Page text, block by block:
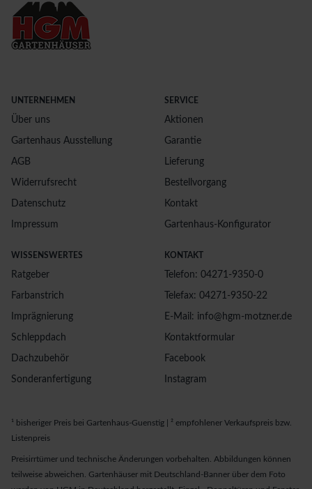
UNTERNEHMEN
Über uns
Gartenhaus Ausstellung
AGB
Widerrufsrecht
Datenschutz
Impressum
SERVICE
Aktionen
Garantie
Lieferung
Bestellvorgang
Kontakt
Gartenhaus-Konfigurator
WISSENSWERTES
Ratgeber
Farbanstrich
Imprägnierung
Schleppdach
Dachzubehör
Sonderanfertigung
KONTAKT
Telefon: 04271-9350-0
Telefax: 04271-9350-22
E-Mail: info@hgm-motzner.de
Kontaktformular
Facebook
Instagram
¹ bisheriger Preis bei Gartenhaus-Guenstig | ² empfohlener Verkaufspreis bzw.
Listenpreis
Preisirrtümer und technische Änderungen vorbehalten. Abbildungen können
teilweise abweichen. Gartenhäuser mit Deutschland-Banner über dem Foto